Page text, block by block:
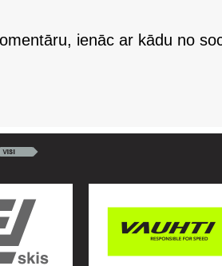
ienāc ar kādu no